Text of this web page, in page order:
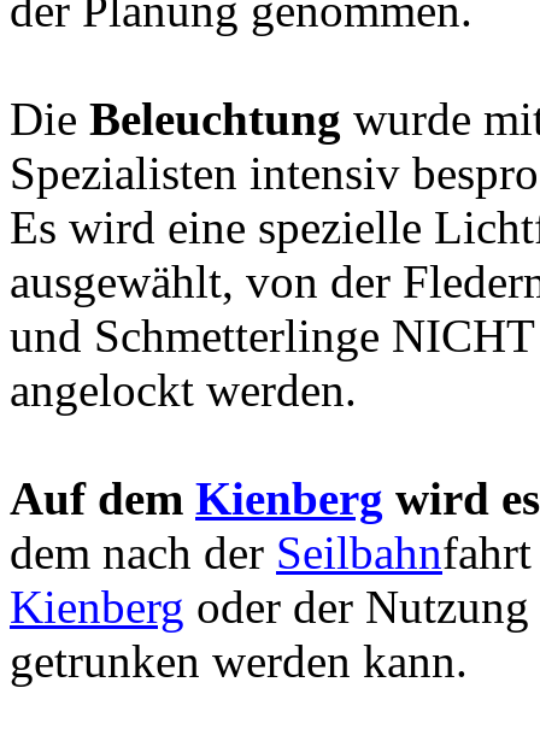
Die Beleuchtung wurde
Spezialisten intensiv
Es wird eine spezielle
ausgewählt, von der
und Schmetterlinge NICHT
angelockt werden.
Auf dem Kienberg wird
dem nach der Seilbahnfahrt
Kienberg oder der
getrunken werden kann.